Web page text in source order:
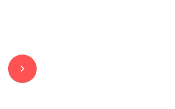
navigate_next